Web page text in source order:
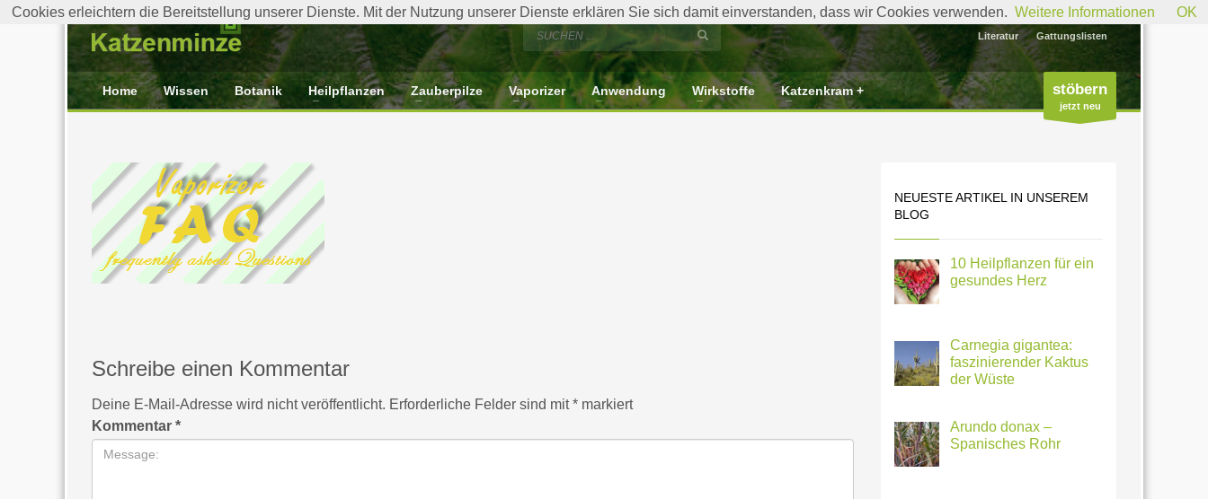
Literatur Gattungslisten
Home Wissen Botanik Heilpflanzen Zauberpilze Vaporizer Anwendung Wirkstoffe Katzenkram + stöbern
jetzt neu
Schreibe einen Kommentar
Deine E-Mail-Adresse wird nicht veröffentlicht. Erforderliche Felder sind mit* markiert
Kommentar *
NEUESTE ARTIKEL IN UNSEREM
BLOG
10 Heilpflanzen für ein
gesundes Herz
Carnegia gigantea:
faszinierender Kaktus
der Wüste
Arundo donax –
Spanisches Rohr
Cookies erleichtern die Bereitstellung unserer Dienste. Mit der Nutzung unserer Dienste erklären Sie sich damit einverstanden, dass wir Cookies verwenden. Weitere Informationen OK